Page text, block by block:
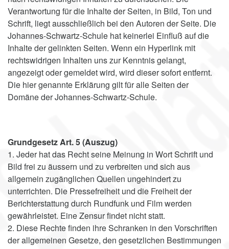
Verantwortung für die Inhalte der Seiten, in Bild, Ton und
Schrift, liegt ausschließlich bei den Autoren der Seite. Die
Johannes-Schwartz-Schule hat keinerlei Einfluß auf die
Inhalte der gelinkten Seiten. Wenn ein Hyperlink mit
rechtswidrigen Inhalten uns zur Kenntnis gelangt,
angezeigt oder gemeldet wird, wird dieser sofort entfernt.
Die hier genannte Erklärung gilt für alle Seiten der
Domäne der Johannes-Schwartz-Schule.
Grundgesetz Art. 5 (Auszug)
1. Jeder hat das Recht seine Meinung in Wort Schrift und
Bild frei zu äussern und zu verbreiten und sich aus
allgemein zugänglichen Quellen ungehindert zu
unterrichten. Die Pressefreiheit und die Freiheit der
Berichterstattung durch Rundfunk und Film werden
gewährleistet. Eine Zensur findet nicht statt.
2. Diese Rechte finden ihre Schranken in den Vorschriften
der allgemeinen Gesetze, den gesetzlichen Bestimmungen